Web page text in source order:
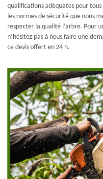
qualifications adéquates pour
les normes de sécurité que nous
respecter la qualité l’arbre. Pour
n’hésitez pas à nous faire une
ce devis offert en 24 h.